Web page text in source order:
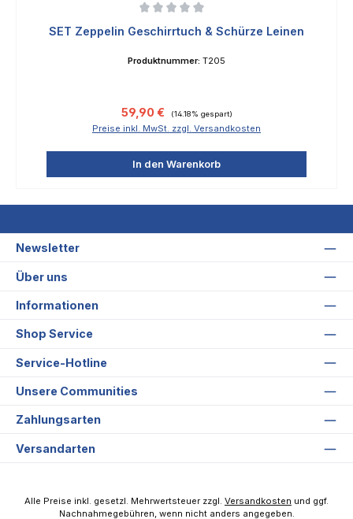
SET Zeppelin Geschirrtuch & Schürze Leinen
Produktnummer: T205
Verkaufspreis:
59,90 € (14.18% gespart)
Preise inkl. MwSt. zzgl. Versandkosten
In den Warenkorb
Newsletter
Über uns
Informationen
Shop Service
Service-Hotline
Unsere Communities
Zahlungsarten
Versandarten
Alle Preise inkl. gesetzl. Mehrwertsteuer zzgl. Versandkosten und ggf.
Nachnahmegebühren, wenn nicht anders angegeben.